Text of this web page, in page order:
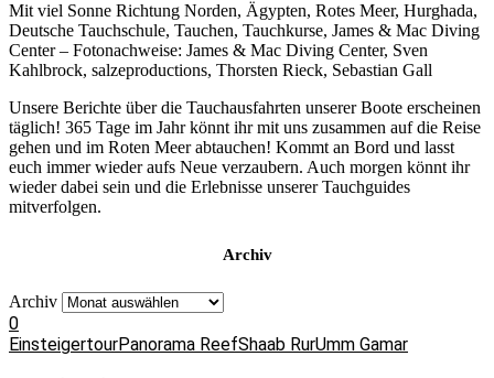
Mit viel Sonne Richtung Norden, Ägypten, Rotes Meer, Hurghada,
Deutsche Tauchschule, Tauchen, Tauchkurse, James & Mac Diving
Center – Fotonachweise: James & Mac Diving Center, Sven
Kahlbrock, salzeproductions, Thorsten Rieck, Sebastian Gall
Unsere Berichte über die Tauchausfahrten unserer Boote erscheinen
täglich! 365 Tage im Jahr könnt ihr mit uns zusammen auf die Reise
gehen und im Roten Meer abtauchen! Kommt an Bord und lasst
euch immer wieder aufs Neue verzaubern. Auch morgen könnt ihr
wieder dabei sein und die Erlebnisse unserer Tauchguides
mitverfolgen.
Archiv
Archiv
0
EinsteigertourPanorama ReefShaab RurUmm Gamar